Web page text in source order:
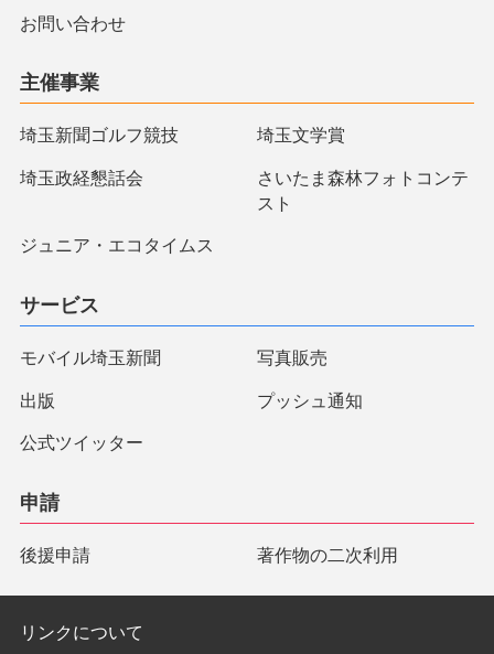
お問い合わせ
主催事業
埼玉新聞ゴルフ競技 埼玉文学賞
埼玉政経懇話会
さいたま森林フォトコンテ
スト
ジュニア・エコタイムス
サービス
モバイル埼玉新聞 写真販売
出版 プッシュ通知
公式ツイッター
申請
後援申請 著作物の二次利用
リンクについて